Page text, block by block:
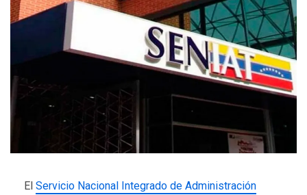
El Servicio Nacional Integrado de Administración